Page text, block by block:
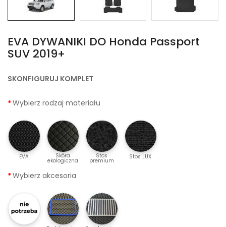
EVA DYWANIKІ DO Honda Passport
SUV 2019+
SKONFIGURUJ KOMPLET
Wybierz rodzaj materiału
EVA Skóra
ekologiczna
Stos
premium
Stos LUX
Wybierz akcesoria